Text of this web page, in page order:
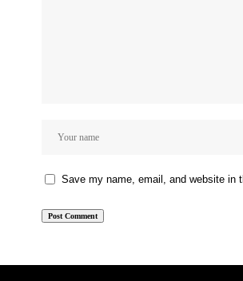
Save my name, email, and website in